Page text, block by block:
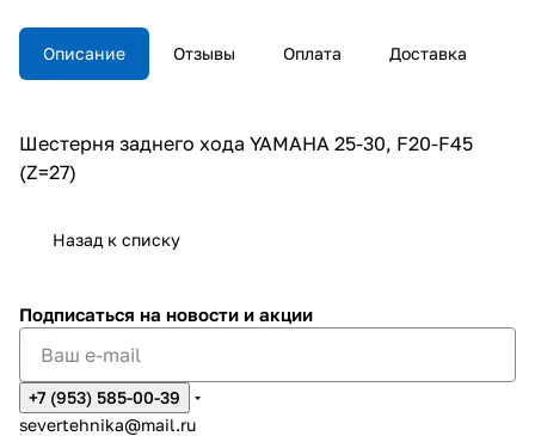
Описание Отзывы Оплата Доставка
Шестерня заднего хода YAMAHA 25-30, F20-F45
(Z=27)
Назад к списку
Подписаться на новости и акции
+7 (953) 585-00-39
severtehnika@mail.ru